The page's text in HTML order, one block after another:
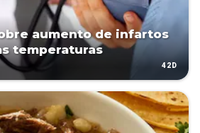
aumento de infartos
temperaturas
42D